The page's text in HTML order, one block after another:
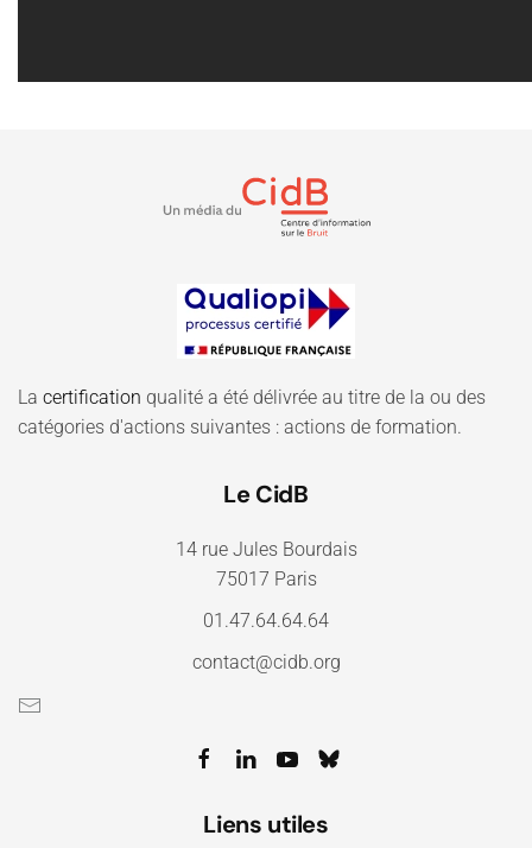
La certification qualité a été délivrée au titre de la ou des
catégories d'actions suivantes : actions de formation.
Le CidB
14 rue Jules Bourdais
75017 Paris
01.47.64.64.64
contact@cidb.org
Liens utiles